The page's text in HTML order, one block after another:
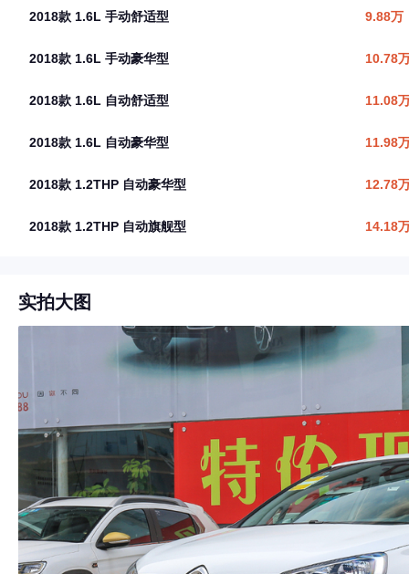
2018款 1.6L 手动舒适型 9.88万
2018款 1.6L 手动豪华型 10.78
2018款 1.6L 自动舒适型 11.08
2018款 1.6L 自动豪华型 11.98
2018款 1.2THP 自动豪华型 12.78
2018款 1.2THP 自动旗舰型 14.18
实拍大图